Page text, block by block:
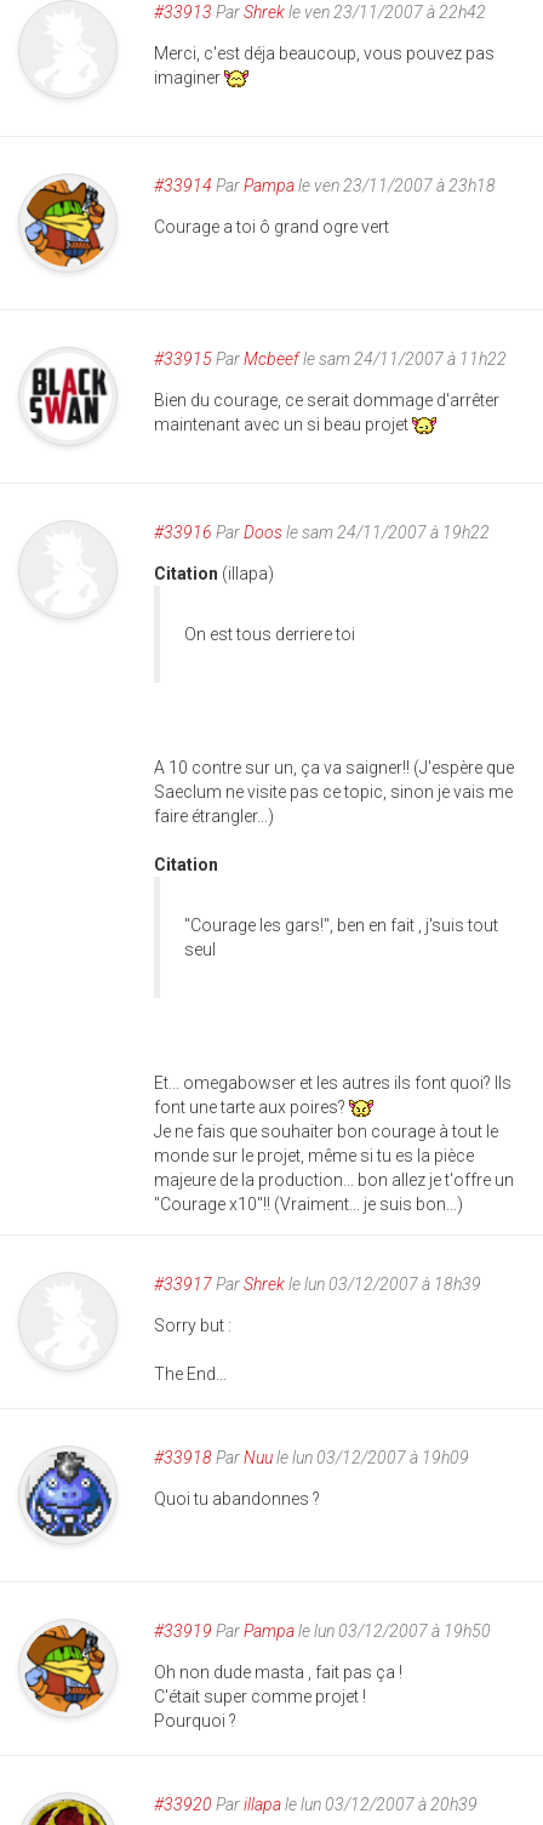
#33913 ParShrekle ven 23/11/2007 à 22h42
Merci, c'est déja beaucoup, vous pouvez pas
imaginer
#33914 ParPampale ven 23/11/2007 à 23h18
Courage a toi ô grand ogre vert
#33915ParMcbeefle sam 24/11/2007 à 11h22
Bien du courage, ce serait dommage d'arrêter
maintenant avec un si beau projet
#33916 ParDoosle sam 24/11/2007 à 19h22
Citation (illapa)
On est tous derriere toi
A 10 contre sur un, ça va saigner!! (J'espère que
Saeclum ne visite pas ce topic, sinon je vais me
faire étrangler...)
Citation
"Courage les gars!", ben en fait , j'suis tout
seul
Et... omegabowser et les autres ils font quoi? Ils
font une tarte aux poires?
Je ne fais que souhaiter bon courage à tout le
monde sur le projet, même si tu es la pièce
majeure de la production... bon allez je t'offre un
"Courage x10"!! (Vraiment... je suis bon...)
#33917ParShrekle lun 03/12/2007 à 18h39
Sorry but :
The End...
#33918ParNuule lun 03/12/2007 à 19h09
Quoi tu abandonnes ?
#33919 ParPampale lun 03/12/2007 à 19h50
Oh non dude masta , fait pas ça !
C'était super comme projet !
Pourquoi ?
#33920 Parillapale lun 03/12/2007 à 20h39